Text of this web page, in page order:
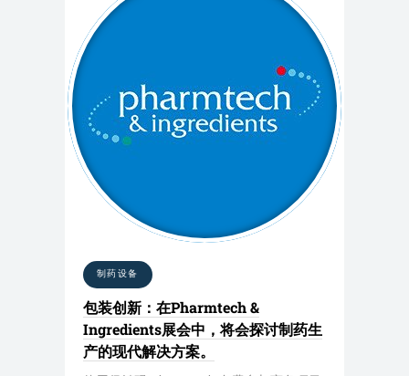
制药设备
包装创新：在Pharmtech &
Ingredients展会中，将会探讨制药生
产的现代解决方案。